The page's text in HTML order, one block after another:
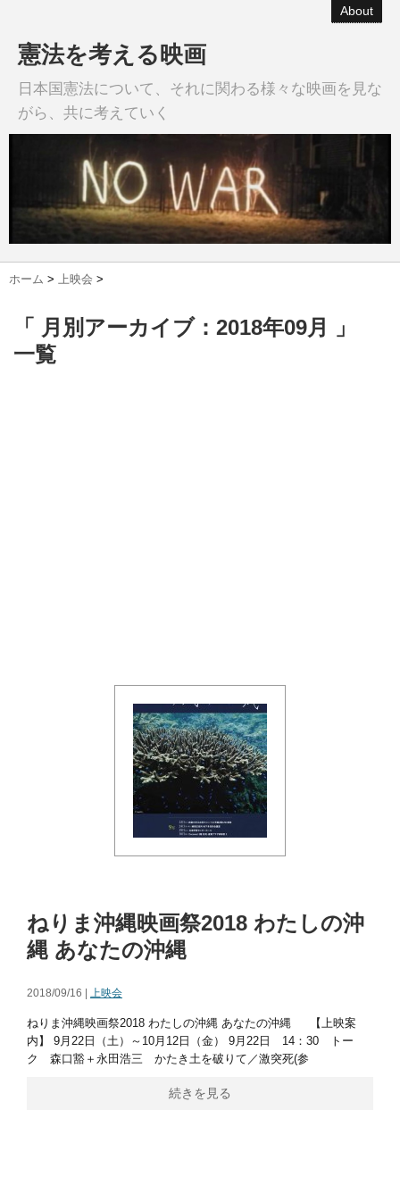
About
憲法を考える映画
日本国憲法について、それに関わる様々な映画を見な
がら、共に考えていく
ホーム > 上映会 >
「 月別アーカイブ：2018年09月 」
一覧
ねりま沖縄映画祭2018 わたしの沖
縄 あなたの沖縄
2018/09/16 | 上映会
ねりま沖縄映画祭2018 わたしの沖縄 あなたの沖縄 【上映案
内】 9月22日（土）～10月12日（金） 9月22日 14：30 トー
ク 森口豁＋永田浩三 かたき土を破りて／激突死(参
続きを見る